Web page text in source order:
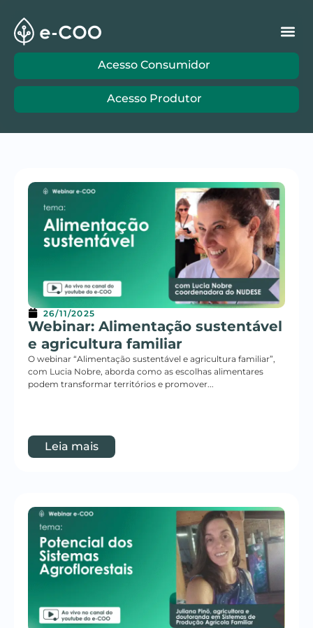
Acesso Consumidor
Acesso Produtor
26/11/2025
Webinar: Alimentação sustentável
e agricultura familiar
O webinar “Alimentação sustentável e agricultura familiar”,
com Lucia Nobre, aborda como as escolhas alimentares
podem transformar territórios e promover...
Leia mais